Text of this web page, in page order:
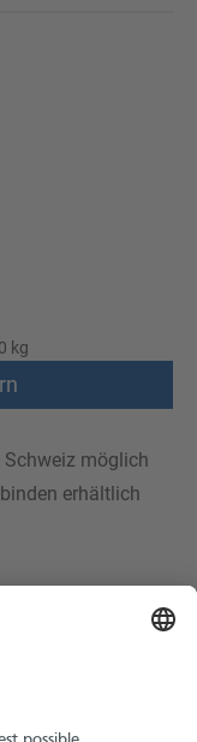
kg
Schweiz möglich
erhältlich